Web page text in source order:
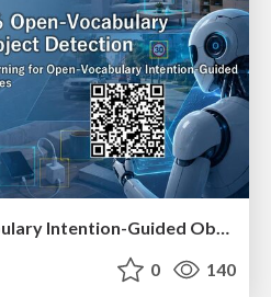
[MIRU26] Open-Vocabulary Intention-Guided Object Detection in Diverse Scenes
0 140